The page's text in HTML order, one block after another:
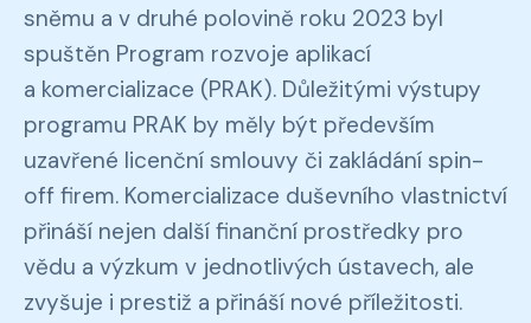
sněmu a v druhé polovině roku 2023 byl
spuštěn Program rozvoje aplikací
a komercializace (PRAK). Důležitými výstupy
programu PRAK by měly být především
uzavřené licenční smlouvy či zakládání spin-
off firem. Komercializace duševního vlastnictví
přináší nejen další finanční prostředky pro
vědu a výzkum v jednotlivých ústavech, ale
zvyšuje i prestiž a přináší nové příležitosti.